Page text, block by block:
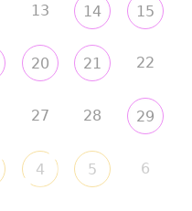
13 14 15
20 21 22
27 28 29
4 5 6